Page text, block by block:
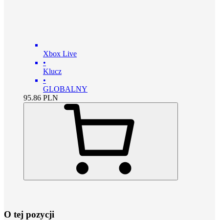
Xbox Live
•
Klucz
•
GLOBALNY
95.86 PLN
O tej pozycji